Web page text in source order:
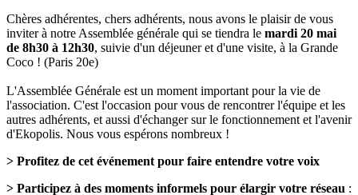
Chères adhérentes, chers adhérents, nous avons le plaisir de vous
inviter à notre Assemblée générale qui se tiendra le mardi 20 mai
de 8h30 à 12h30, suivie d'un déjeuner et d'une visite, à la Grande
Coco ! (Paris 20e)
L'Assemblée Générale est un moment important pour la vie de
l'association. C'est l'occasion pour vous de rencontrer l'équipe et les
autres adhérents, et aussi d'échanger sur le fonctionnement et l'avenir
d'Ekopolis. Nous vous espérons nombreux !
> Profitez de cet événement pour faire entendre votre voix
> Participez à des moments informels pour élargir votre réseau :